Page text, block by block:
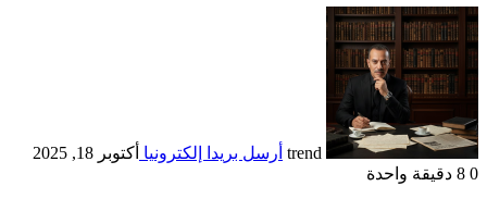
trend أرسل بريدا إلكترونيا أكتوبر 18, 2025
0
دقيقة واحدة